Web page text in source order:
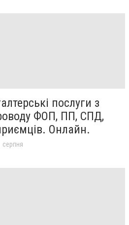
послуги з
ФОП, ПП, СПД,
Онлайн.
серпня